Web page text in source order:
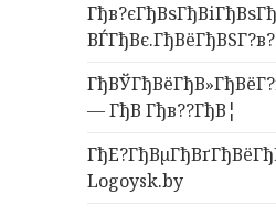
— ГђВ Гђв??ГђВ¦
Logoysk.by